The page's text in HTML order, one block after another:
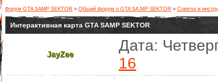
Форум GTA SAMP SEKTOR » Общий форум о GTA SA:MP SEKTOR » Советы и
Интерактивная карта GTA SAMP SEKTOR
JayZee
Дата:
16